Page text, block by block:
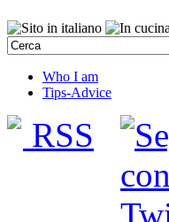
Who I am
Tips-Advice
RSS